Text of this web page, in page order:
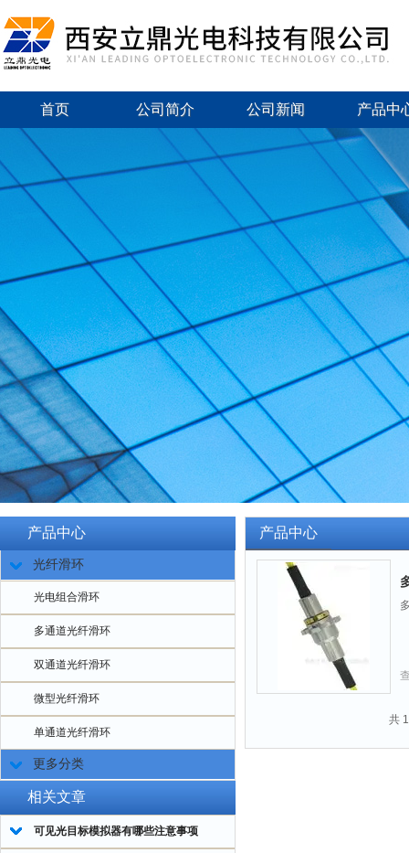
首页 公司简介 公司新闻 产品中
产品中心
光纤滑环
光电组合滑环
多通道光纤滑环
双通道光纤滑环
微型光纤滑环
单通道光纤滑环
更多分类
相关文章
可见光目标模拟器有哪些注意事项
产品中心
共